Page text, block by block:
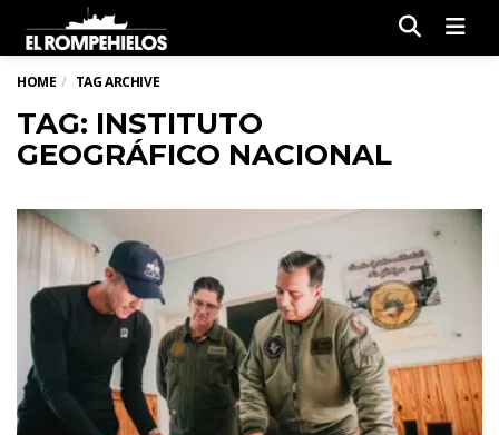
HOME TAG ARCHIVE
TAG: INSTITUTO
GEOGRÁFICO NACIONAL